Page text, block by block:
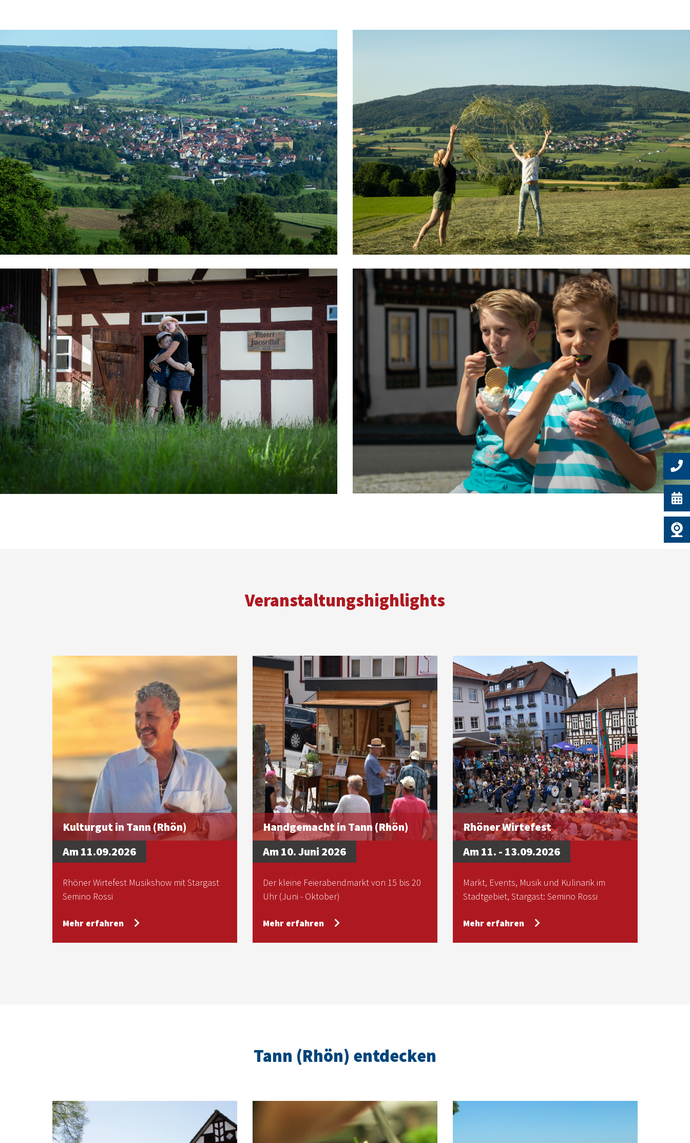
Veranstaltungshighlights
Kulturgut in Tann (Rhön)
Am 11.09.2026
Rhöner Wirtefest Musikshow mit Stargast
Semino Rossi
Mehr erfahren
Handgemacht in Tann (Rhön)
Am 10. Juni 2026
Der kleine Feierabendmarkt von 15 bis 20
Uhr (Juni - Oktober)
Mehr erfahren
Rhöner Wirtefest
Am 11. - 13.09.2026
Markt, Events, Musik und Kulinarik im
Stadtgebiet, Stargast: Semino Rossi
Mehr erfahren
Tann (Rhön) entdecken